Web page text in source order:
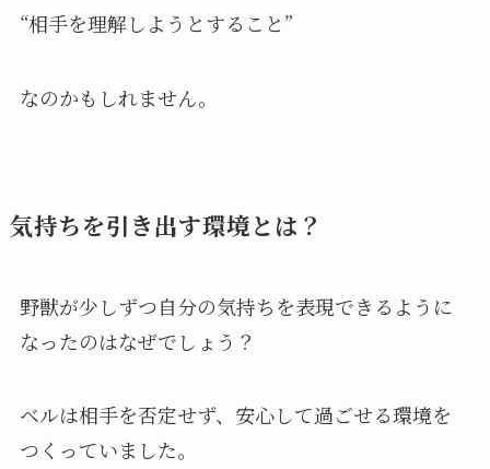
“相手を理解しようとすること”
なのかもしれません。
気持ちを引き出す環境とは？
野獣が少しずつ自分の気持ちを表現できるように
なったのはなぜでしょう？
ベルは相手を否定せず、安心して過ごせる環境を
つくっていました。